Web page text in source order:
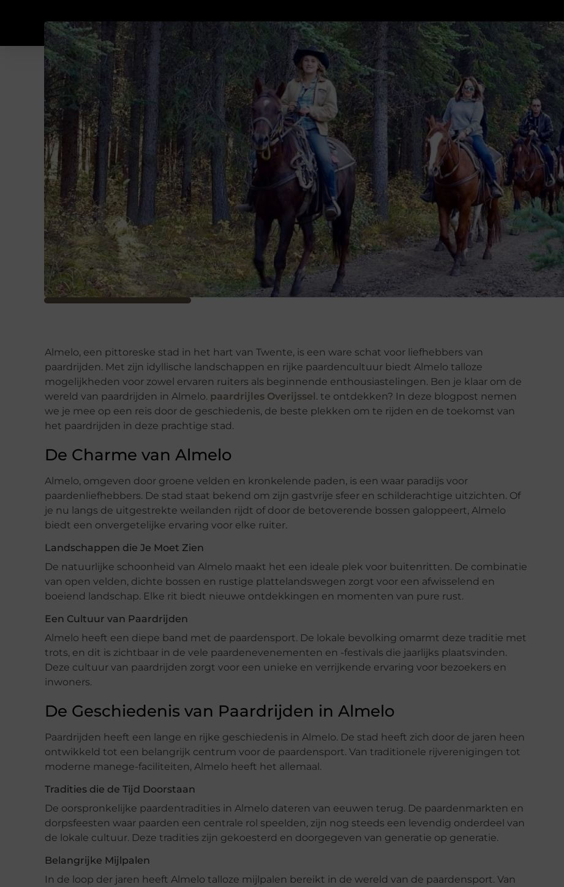
Almelo, een pittoreske stad in het hart van Twente, is een ware schat voor liefhebbers van
paardrijden. Met zijn idyllische landschappen en rijke paardencultuur biedt Almelo talloze
mogelijkheden voor zowel ervaren ruiters als beginnende enthousiastelingen. Ben je klaar om de
wereld van paardrijden in Almelo. paardrijles Overijssel. te ontdekken? In deze blogpost nemen
we je mee op een reis door de geschiedenis, de beste plekken om te rijden en de toekomst van
het paardrijden in deze prachtige stad.
De Charme van Almelo
Almelo, omgeven door groene velden en kronkelende paden, is een waar paradijs voor
paardenliefhebbers. De stad staat bekend om zijn gastvrije sfeer en schilderachtige uitzichten. Of
je nu langs de uitgestrekte weilanden rijdt of door de betoverende bossen galoppeert, Almelo
biedt een onvergetelijke ervaring voor elke ruiter.
Landschappen die Je Moet Zien
De natuurlijke schoonheid van Almelo maakt het een ideale plek voor buitenritten. De combinatie
van open velden, dichte bossen en rustige plattelandswegen zorgt voor een afwisselend en
boeiend landschap. Elke rit biedt nieuwe ontdekkingen en momenten van pure rust.
Een Cultuur van Paardrijden
Almelo heeft een diepe band met de paardensport. De lokale bevolking omarmt deze traditie met
trots, en dit is zichtbaar in de vele paardenevenementen en -festivals die jaarlijks plaatsvinden.
Deze cultuur van paardrijden zorgt voor een unieke en verrijkende ervaring voor bezoekers en
inwoners.
De Geschiedenis van Paardrijden in Almelo
Paardrijden heeft een lange en rijke geschiedenis in Almelo. De stad heeft zich door de jaren heen
ontwikkeld tot een belangrijk centrum voor de paardensport. Van traditionele rijverenigingen tot
moderne manege-faciliteiten, Almelo heeft het allemaal.
Tradities die de Tijd Doorstaan
De oorspronkelijke paardentradities in Almelo dateren van eeuwen terug. De paardenmarkten en
dorpsfeesten waar paarden een centrale rol speelden, zijn nog steeds een levendig onderdeel van
de lokale cultuur. Deze tradities zijn gekoesterd en doorgegeven van generatie op generatie.
Belangrijke Mijlpalen
In de loop der jaren heeft Almelo talloze mijlpalen bereikt in de wereld van de paardensport. Van